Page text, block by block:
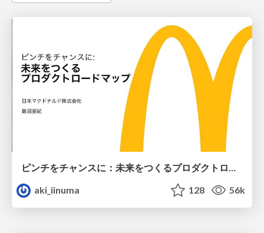
ピンチをチャンスに：未来をつくるプロダクトロードマップ #pmconf2020
aki_iinuma
128 56k